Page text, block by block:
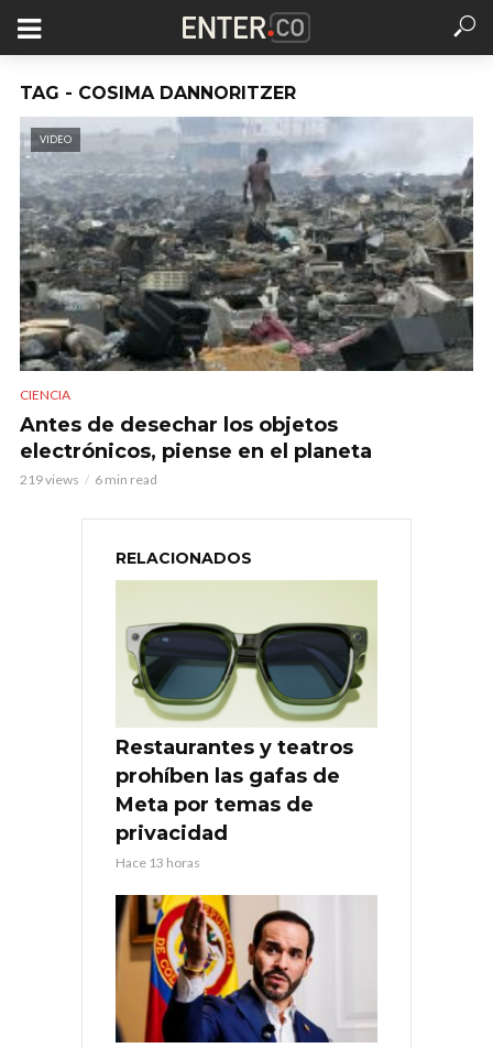
TAG - COSIMA DANNORITZER
VIDEO
CIENCIA
Antes de desechar los objetos
electrónicos, piense en el planeta
219 views 6 min read
RELACIONADOS
Restaurantes y teatros
prohíben las gafas de
Meta por temas de
privacidad
Hace 13 horas